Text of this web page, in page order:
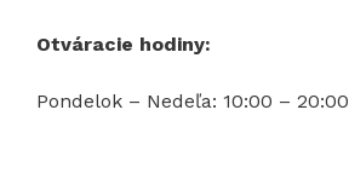
Otváracie hodiny:
Pondelok – Nedeľa: 10:00 – 20:00